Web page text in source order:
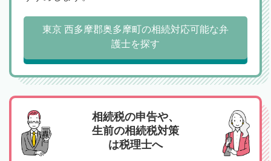
東京 西多摩郡奥多摩町の相続対応可能な弁
護士を探す
相続税の申告や、
生前の相続税対策
は税理士へ